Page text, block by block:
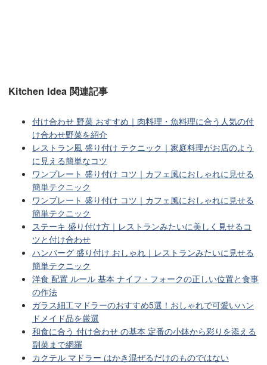
Kitchen Idea 関連記事
付け合わせ 野菜 おすすめ｜肉料理・魚料理に合う人気の付
け合わせ野菜を紹介
レストラン風 盛り付け テクニック｜家庭料理がお店のよう
に見える簡単なコツ
ワンプレート 盛り付け コツ｜カフェ風におしゃれに見せる
簡単テクニック
ワンプレート 盛り付け コツ｜カフェ風におしゃれに見せる
簡単テクニック
ステーキ 盛り付け方｜レストランみたいに美しく見せるコ
ツと付け合わせ
ハンバーグ 盛り付け おしゃれ｜レストランみたいに見せる
簡単テクニック
洋食 配置 ルール 基本 ナイフ・フォークの正しい位置と食事
の作法
ガラス細工マドラーのおすすめ5選！おしゃれで可愛いハン
ドメイド品を厳選
和食に合う 付け合わせ の基本 定番の小鉢から彩りを添える
副菜まで網羅
カクテル マドラー はかき混ぜるだけのものではない